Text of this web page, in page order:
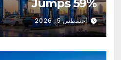
Jumps 59%
أغسطس 5, 2026